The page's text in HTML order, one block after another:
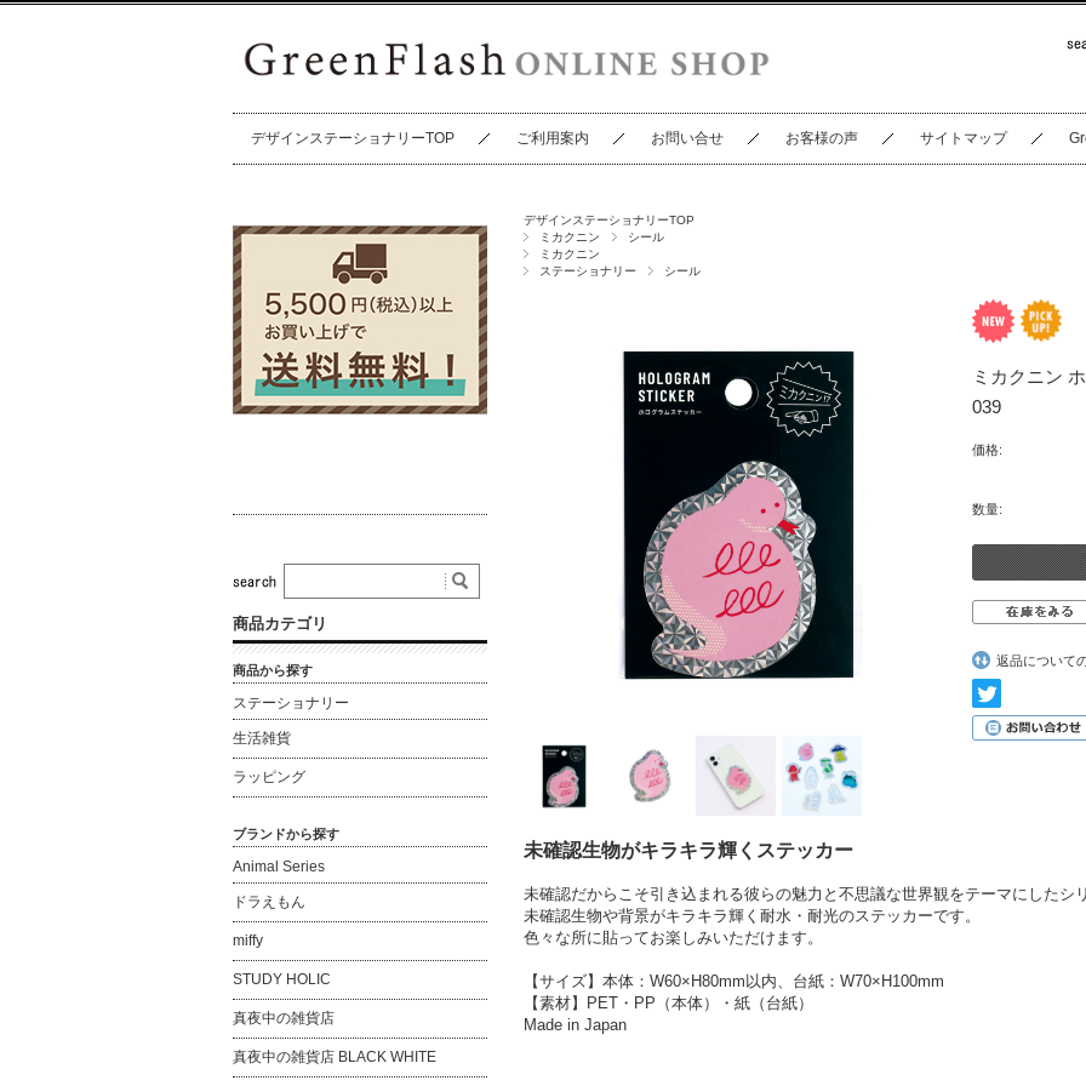
デザインステーショナリーTOP ご利用案内 お問い合せ お客様の声 サイトマップ
デザインステーショナリーTOP
ミカクニン
シール
ミカクニン
ステーショナリー
シール
ミカクニン
039
価格:
数量:
返品について
未確認生物がキラキラ輝くステッカー
未確認だからこそ引き込まれる彼らの魅力と不思議な世界観をテーマにしたシ
未確認生物や背景がキラキラ輝く耐水・耐光のステッカーです。
色々な所に貼ってお楽しみいただけます。
【サイズ】本体：W60×H80mm以内、台紙：W70×H100mm
【素材】PET・PP（本体）・紙（台紙）
Made in Japan
商品カテゴリ
商品から探す
ステーショナリー
生活雑貨
ラッピング
ブランドから探す
Animal Series
ドラえもん
miffy
STUDY HOLIC
真夜中の雑貨店
真夜中の雑貨店 BLACK WHITE